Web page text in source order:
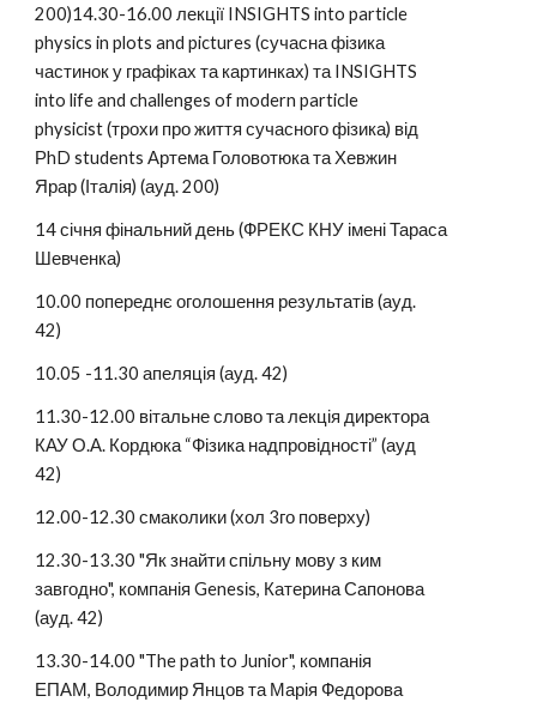
200)14.30-16.00 лекції INSIGHTS into particle
physics in plots and pictures (сучасна фізика
частинок у графіках та картинках) та INSIGHTS
into life and challenges of modern particle
physicist (трохи про життя сучасного фізика) від
РhD students Артема Головотюка та Хевжин
Ярар (Італія) (ауд. 200)
14 січня фінальний день (ФРЕКС КНУ імені Тараса
Шевченка)
10.00 попереднє оголошення результатів (ауд.
42)
10.05 -11.30 апеляція (ауд. 42)
11.30-12.00 вітальне слово та лекція директора
КАУ О.А. Кордюка “Фізика надпровідності” (ауд
42)
12.00-12.30 смаколики (хол 3го поверху)
12.30-13.30 "Як знайти спільну мову з ким
завгодно", компанія Genesіs, Катерина Сапонова
(ауд. 42)
13.30-14.00 "The path to Junior", компанія
ЕПАМ, Володимир Янцов та Марія Федорова